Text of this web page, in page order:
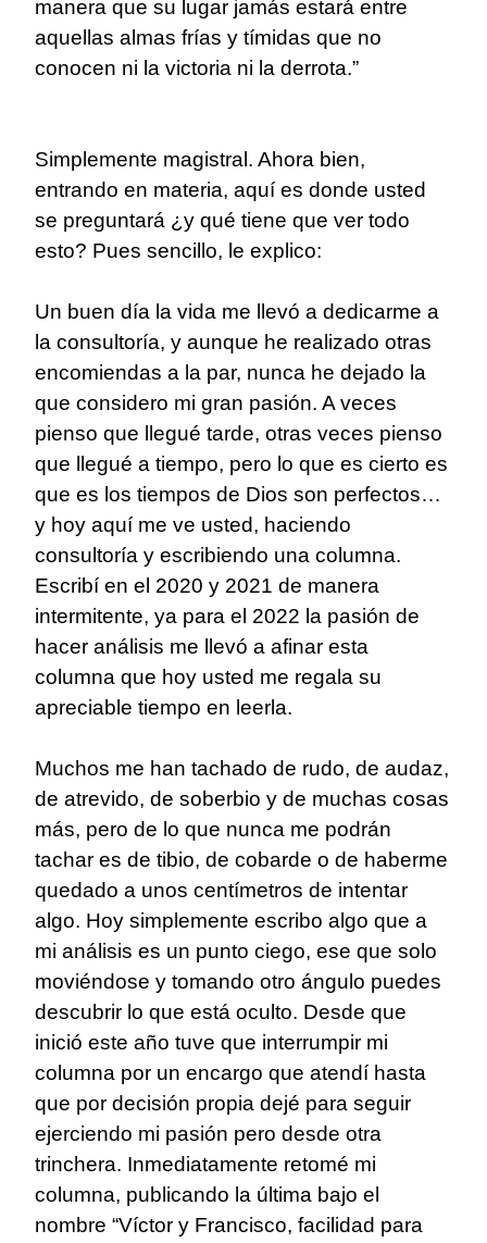
manera que su lugar jamás estará entre
aquellas almas frías y tímidas que no
conocen ni la victoria ni la derrota.”
Simplemente magistral. Ahora bien,
entrando en materia, aquí es donde usted
se preguntará ¿y qué tiene que ver todo
esto? Pues sencillo, le explico:
Un buen día la vida me llevó a dedicarme a
la consultoría, y aunque he realizado otras
encomiendas a la par, nunca he dejado la
que considero mi gran pasión. A veces
pienso que llegué tarde, otras veces pienso
que llegué a tiempo, pero lo que es cierto es
que es los tiempos de Dios son perfectos…
y hoy aquí me ve usted, haciendo
consultoría y escribiendo una columna.
Escribí en el 2020 y 2021 de manera
intermitente, ya para el 2022 la pasión de
hacer análisis me llevó a afinar esta
columna que hoy usted me regala su
apreciable tiempo en leerla.
Muchos me han tachado de rudo, de audaz,
de atrevido, de soberbio y de muchas cosas
más, pero de lo que nunca me podrán
tachar es de tibio, de cobarde o de haberme
quedado a unos centímetros de intentar
algo. Hoy simplemente escribo algo que a
mi análisis es un punto ciego, ese que solo
moviéndose y tomando otro ángulo puedes
descubrir lo que está oculto. Desde que
inició este año tuve que interrumpir mi
columna por un encargo que atendí hasta
que por decisión propia dejé para seguir
ejerciendo mi pasión pero desde otra
trinchera. Inmediatamente retomé mi
columna, publicando la última bajo el
nombre “Víctor y Francisco, facilidad para